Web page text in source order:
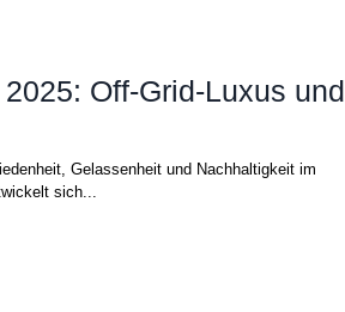
Off-Grid-Luxus und
Gelassenheit und Nachhaltigkeit im
sich...